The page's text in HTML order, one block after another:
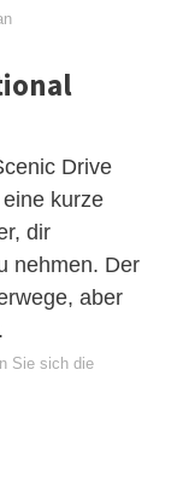
Drive
kurze
dir
nehmen. Der
aber
Sie sich die